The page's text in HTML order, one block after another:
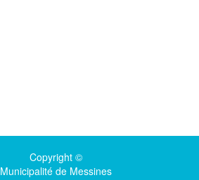
Copyright ©
Municipalité de Messines